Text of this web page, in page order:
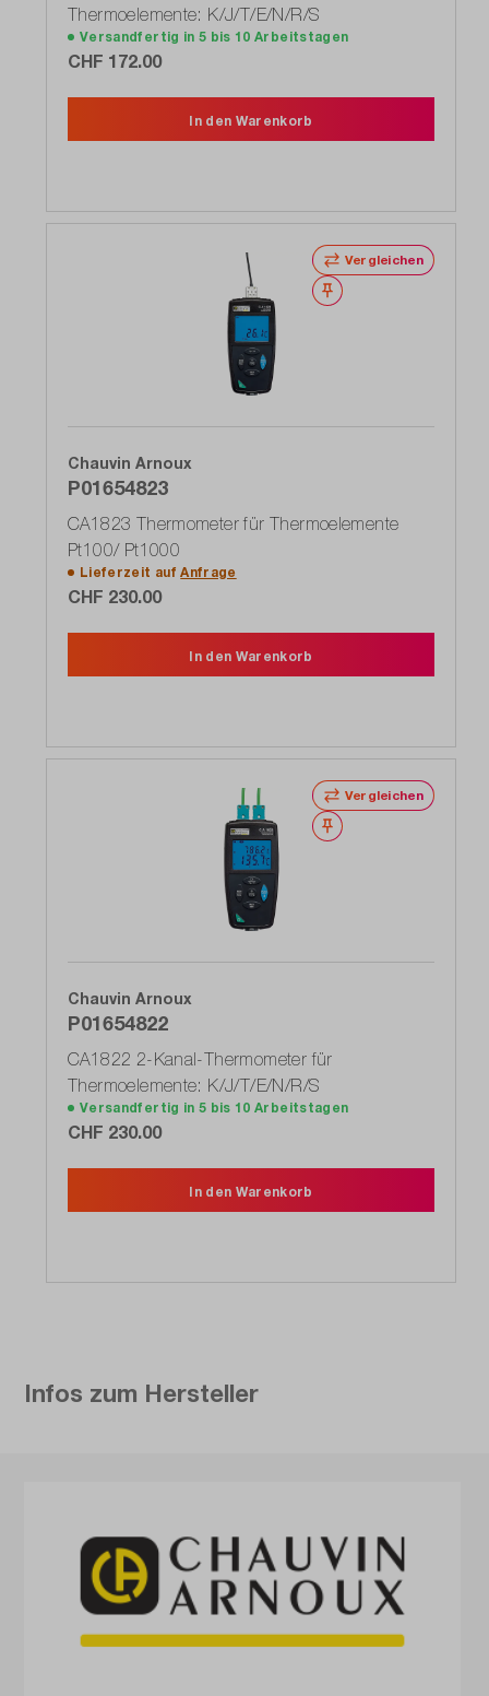
Thermoelemente: K/J/T/E/N/R/S
Versandfertig in 5 bis 10 Arbeitstagen
CHF 172.00
In den Warenkorb
Vergleichen
Merken
Chauvin Arnoux
P01654823
CA1823 Thermometer für Thermoelemente
Pt100/ Pt1000
Lieferzeit aufAnfrage
CHF 230.00
In den Warenkorb
Vergleichen
Merken
Chauvin Arnoux
P01654822
CA1822 2-Kanal-Thermometer für
Thermoelemente: K/J/T/E/N/R/S
Versandfertig in 5 bis 10 Arbeitstagen
CHF 230.00
In den Warenkorb
Infos zum Hersteller